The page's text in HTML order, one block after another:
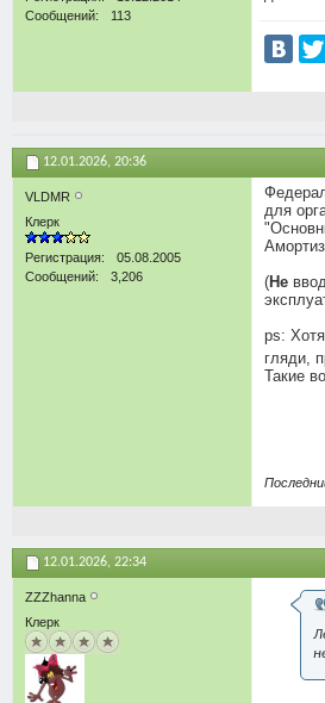
Сообщений
113
12.01.2026, 20:36
VLDMR
Клерк
Регистрация
05.08.2005
Сообщений
3,206
для
(Не
ps:
гляди,
Такие
12.01.2026, 22:34
ZZZhanna
Клерк